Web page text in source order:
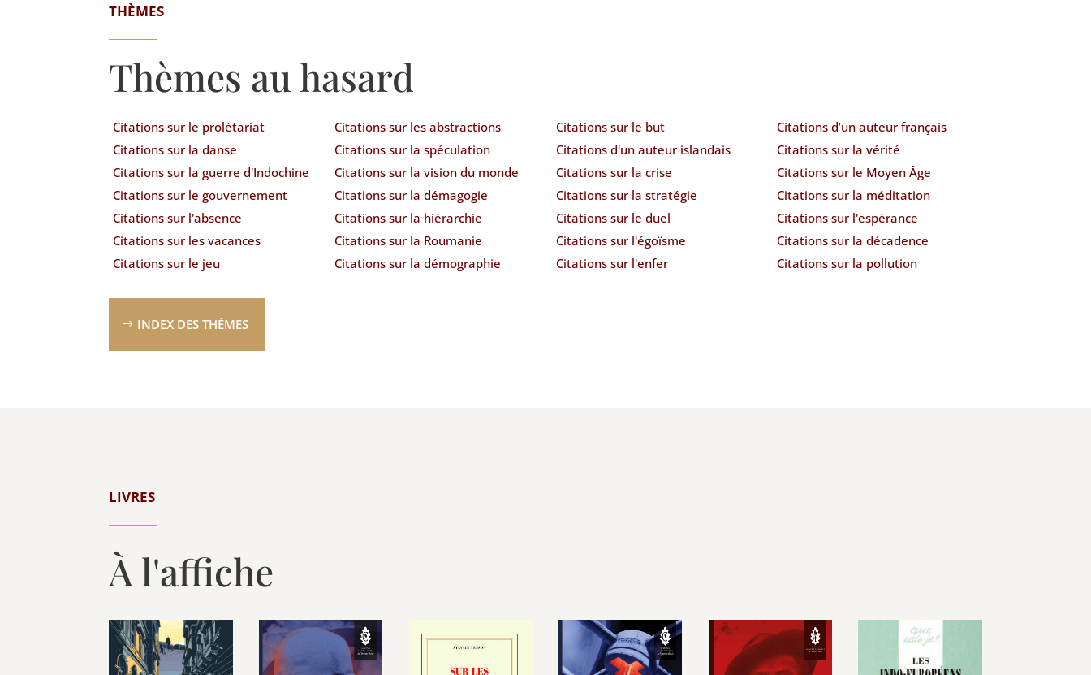
THÈMES
Thèmes au hasard
Citations sur le prolétariat
Citations sur la danse
Citations sur la guerre d'Indochine
Citations sur le gouvernement
Citations sur l'absence
Citations sur les vacances
Citations sur le jeu
Citations sur les abstractions
Citations sur la spéculation
Citations sur la vision du monde
Citations sur la démagogie
Citations sur la hiérarchie
Citations sur la Roumanie
Citations sur la démographie
Citations sur le but
Citations d'un auteur islandais
Citations sur la crise
Citations sur la stratégie
Citations sur le duel
Citations sur l'égoïsme
Citations sur l'enfer
Citations d’un auteur français
Citations sur la vérité
Citations sur le Moyen Âge
Citations sur la méditation
Citations sur l'espérance
Citations sur la décadence
Citations sur la pollution
INDEX DES THÈMES
LIVRES
À l'affiche